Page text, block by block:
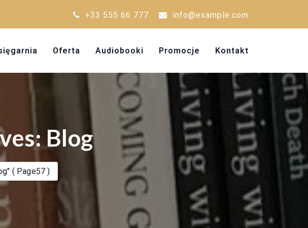
+33 555 66 777 info@example.com
Oferta Audiobooki Promocje Kontakt
Blog
( Page57 )